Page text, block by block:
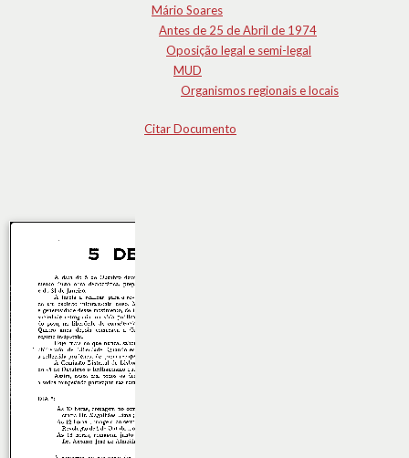
Mário Soares
Antes de 25 de Abril de 1974
Oposição legal e semi-legal
MUD
Organismos regionais e locais
Citar Documento